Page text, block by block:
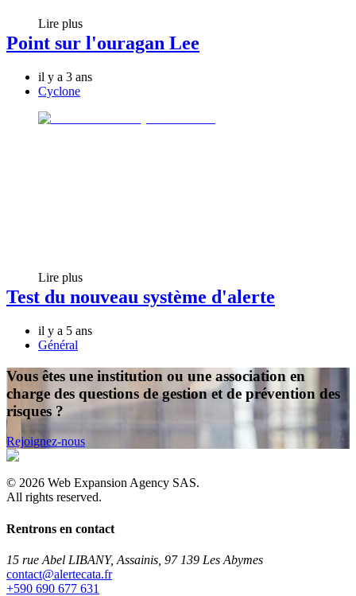
Lire plus
Point sur l'ouragan Lee
il y a 3 ans
Cyclone
Lire plus
Test du nouveau système d'alerte
il y a 5 ans
Général
Vous êtes une institution ou une association en
charge des questions de gestion et de prévention des
risques ?
Rejoignez-nous
© 2026 Web Expansion Agency SAS.
All rights reserved.
Rentrons en contact
15 rue Abel LIBANY, Assainis, 97 139 Les Abymes
rf.atacetrela@tcatnoc
+590 690 677 631